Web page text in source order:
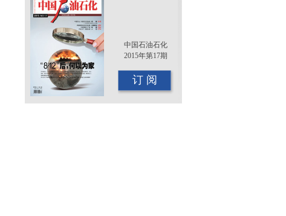
中国石油石化
2015年第17期
订 阅